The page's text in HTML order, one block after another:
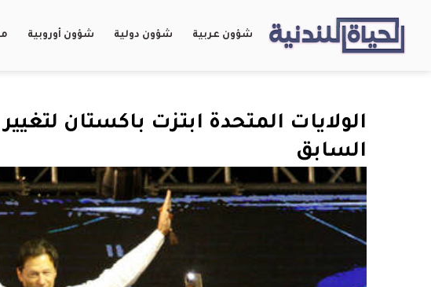
شؤون عربية شؤون دولية شؤون أوروبية
الولايات المتحدة ابتزت باكستان
السابق